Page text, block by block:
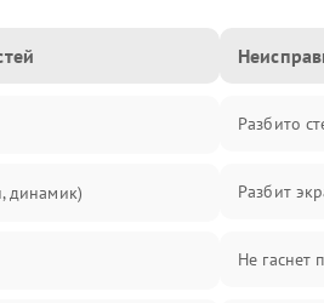
динамик)
Разбито
Разбит
Не гаснет